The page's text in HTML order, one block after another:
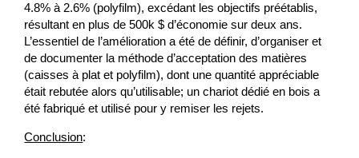
4.8% à 2.6% (polyfilm), excédant les objectifs préétablis,
résultant en plus de 500k $ d’économie sur deux ans.
L’essentiel de l’amélioration a été de définir, d’organiser et
de documenter la méthode d’acceptation des matières
(caisses à plat et polyfilm), dont une quantité appréciable
était rebutée alors qu’utilisable; un chariot dédié en bois a
été fabriqué et utilisé pour y remiser les rejets.
Conclusion: